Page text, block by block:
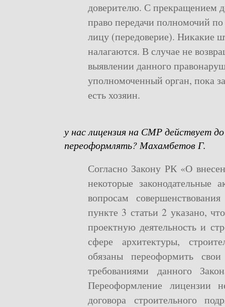
доверителю. С прекращением
право передачи полномочий
лицу (передоверие). Никакие
налагаются. В случае не
выявлении данного
уполномоченный орган, пока
есть хозяин.
у нас лицензия на СМР действует
переоформлять? Махамбетов Г.
Согласно Закону РК «О
некоторые законодательные
вопросам
пункте 3 статьи 2 указано,
проектную деятельность и
сфере архитектуры,
обязаны переоформить
требованиями данного
Переоформление лицензии
договора строительного